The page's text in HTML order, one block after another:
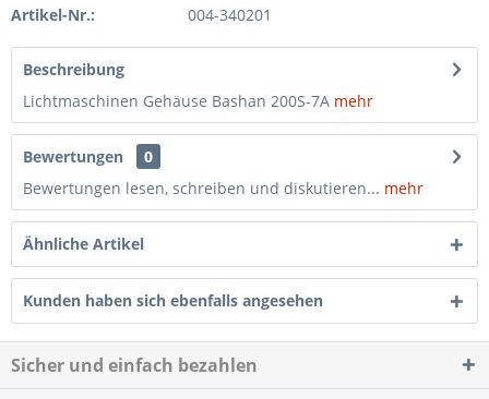
Artikel-Nr.: 004-340201
Beschreibung
Lichtmaschinen Gehäuse Bashan 200S-7A mehr
Bewertungen
0
Bewertungen lesen, schreiben und diskutieren... mehr
Ähnliche Artikel
Kunden haben sich ebenfalls angesehen
Sicher und einfach bezahlen